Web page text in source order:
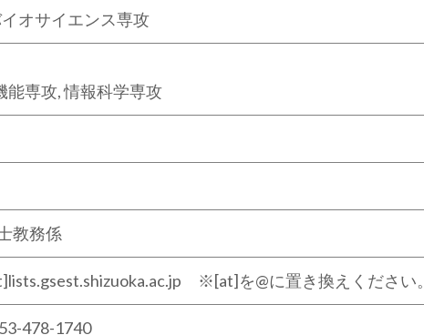
オサイエンス専攻
能専攻, 情報科学専攻
教務係
※[at]を@に置き換えください。
478-1740